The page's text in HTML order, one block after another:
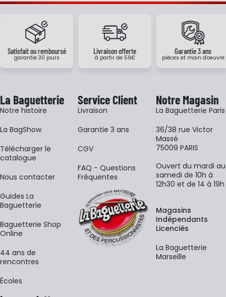
Satisfait ou remboursé
garantie 30 jours
Livraison offerte
à partir de 59€
Garantie 3 ans
pièces et main d'oeuvre
La Baguetterie
Notre histoire
La BagShow
​Télécharger le
catalogue
Nous contacter
Guides La
Baguetterie
Baguetterie Shop
Online
44 ans de
rencontres
Écoles
Service Client
Livraison
Garantie 3 ans
CGV
FAQ - Questions
Fréquentes
Notre Magasin
La Baguetterie Paris
36/38 rue Victor
Massé
75009 PARIS
Ouvert du mardi au
samedi de 10h à
12h30 et de 14 à 19h
Magasins
Indépendants
Licenciés
La Baguetterie
Marseille